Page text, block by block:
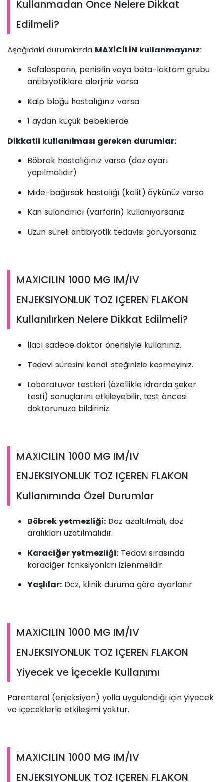
Kullanmadan Önce Nelere Dikkat
Edilmeli?
Aşağıdaki durumlarda MAXİCİLİN kullanmayınız:
Sefalosporin, penisilin veya beta-laktam grubu
antibiyotiklere alerjiniz varsa
Kalp bloğu hastalığınız varsa
1 aydan küçük bebeklerde
Dikkatli kullanılması gereken durumlar:
Böbrek hastalığınız varsa (doz ayarı
yapılmalıdır)
Mide-bağırsak hastalığı (kolit) öykünüz varsa
Kan sulandırıcı (varfarin) kullanıyorsanız
Uzun süreli antibiyotik tedavisi görüyorsanız
MAXICILIN 1000 MG IM/IV
ENJEKSIYONLUK TOZ IÇEREN FLAKON
Kullanılırken Nelere Dikkat Edilmeli?
İlacı sadece doktor önerisiyle kullanınız.
Tedavi süresini kendi isteğinizle kesmeyiniz.
Laboratuvar testleri (özellikle idrarda şeker
testi) sonuçlarını etkileyebilir, test öncesi
doktorunuza bildiriniz.
MAXICILIN 1000 MG IM/IV
ENJEKSIYONLUK TOZ IÇEREN FLAKON
Kullanımında Özel Durumlar
Böbrek yetmezliği: Doz azaltılmalı, doz
aralıkları uzatılmalıdır.
Karaciğer yetmezliği: Tedavi sırasında
karaciğer fonksiyonları izlenmelidir.
Yaşlılar: Doz, klinik duruma göre ayarlanır.
MAXICILIN 1000 MG IM/IV
ENJEKSIYONLUK TOZ IÇEREN FLAKON
Yiyecek ve İçecekle Kullanımı
Parenteral (enjeksiyon) yolla uygulandığı için yiyecek
ve içeceklerle etkileşimi yoktur.
MAXICILIN 1000 MG IM/IV
ENJEKSIYONLUK TOZ IÇEREN FLAKON